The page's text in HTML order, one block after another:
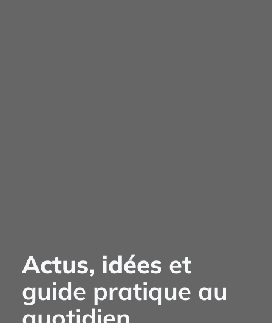
Actus, idées et
guide pratique au